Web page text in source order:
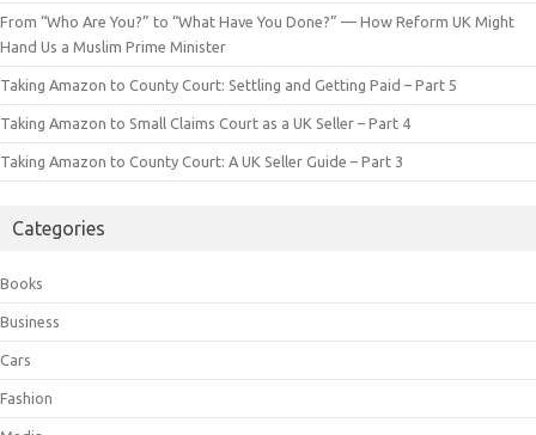
From “Who Are You?” to “What Have You Done?” — How Reform UK Might
Hand Us a Muslim Prime Minister
Taking Amazon to County Court: Settling and Getting Paid – Part 5
Taking Amazon to Small Claims Court as a UK Seller – Part 4
Taking Amazon to County Court: A UK Seller Guide – Part 3
Categories
Books
Business
Cars
Fashion